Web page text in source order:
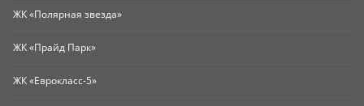
ЖК «Полярная звезда»
ЖК «Прайд Парк»
ЖК «Еврокласс-5»